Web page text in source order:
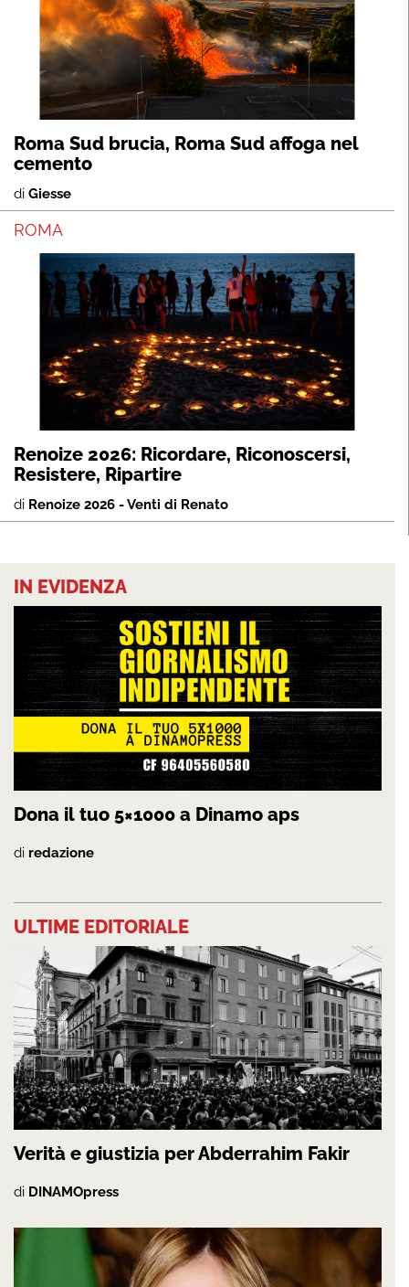
Roma Sud brucia, Roma Sud affoga nel
cemento
di Giesse
ROMA
Renoize 2026: Ricordare, Riconoscersi,
Resistere, Ripartire
di Renoize 2026 - Venti di Renato
IN EVIDENZA
Dona il tuo 5×1000 a Dinamo aps
di redazione
ULTIME EDITORIALE
Verità e giustizia per Abderrahim Fakir
di DINAMOpress